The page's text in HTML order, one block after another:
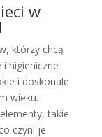
w
którzy chcą
higieniczne
i doskonale
wieku.
takie
czyni je